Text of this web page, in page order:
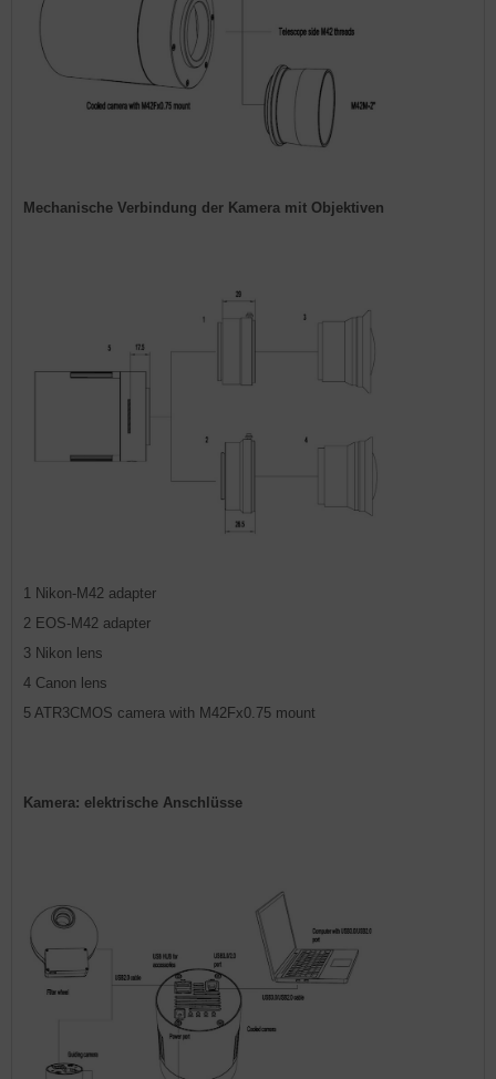
Mechanische Verbindung der Kamera mit Objektiven
1 Nikon-M42 adapter
2 EOS-M42 adapter
3 Nikon lens
4 Canon lens
5 ATR3CMOS camera with M42Fx0.75 mount
Kamera: elektrische Anschlüsse